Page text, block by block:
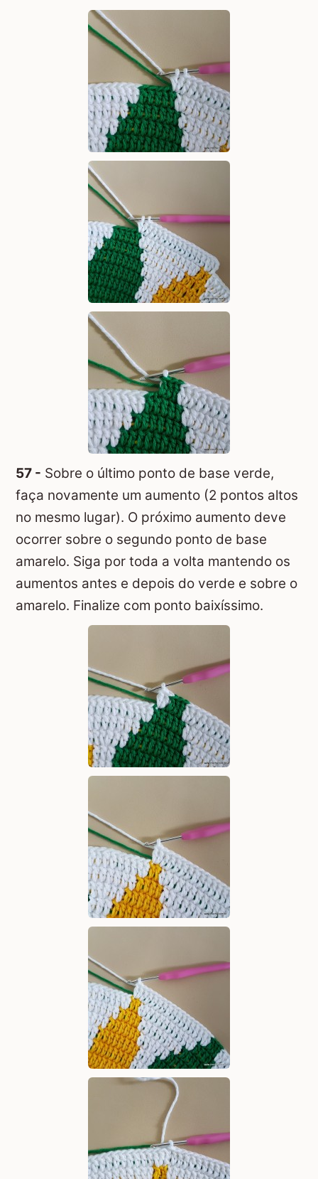
57 - Sobre o último ponto de base verde,
faça novamente um aumento (2 pontos altos
no mesmo lugar). O próximo aumento deve
ocorrer sobre o segundo ponto de base
amarelo. Siga por toda a volta mantendo os
aumentos antes e depois do verde e sobre o
amarelo. Finalize com ponto baixíssimo.